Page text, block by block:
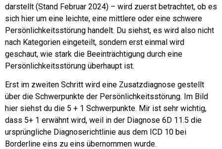
darstellt (Stand Februar 2024) – wird zuerst betrachtet, ob es
sich hier um eine leichte, eine mittlere oder eine schwere
Persönlichkeitsstörung handelt. Du siehst, es wird also nicht
nach Kategorien eingeteilt, sondern erst einmal wird
geschaut, wie stark die Beeinträchtigung durch eine
Persönlichkeitsstörung überhaupt ist.
Erst im zweiten Schritt wird eine Zusatzdiagnose gestellt
über die Schwerpunkte der Persönlichkeitsstörung. Im Bild
hier siehst du die 5 + 1 Schwerpunkte. Mir ist sehr wichtig,
dass 5+ 1 erwähnt wird, weil in der Diagnose 6D 11.5 die
ursprüngliche Diagnoserichtlinie aus dem ICD 10 bei
Borderline eins zu eins übernommen wurde.